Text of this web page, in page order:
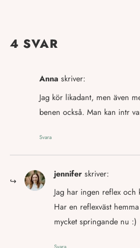
4 SVAR
Anna skriver:
Jag kör likadant, men även
benen också. Man kan intr
Svara
jennifer skriver:
Jag har ingen reflex och
Har en reflexväst
mycket springande nu :)